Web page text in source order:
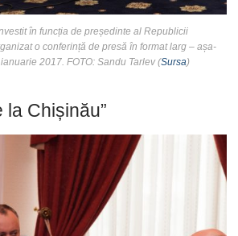
în funcția de președinte al Republicii
o conferință de presă în format larg – așa-
2017. FOTO: Sandu Tarlev (Sursa)
la Chișinău”